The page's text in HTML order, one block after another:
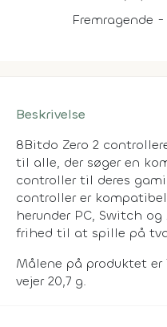
Fremragende
Beskrivelse
8Bitdo Zero 2
til alle, der søger en
controller til deres
controller er
herunder PC, Switch
frihed til at spille på
Målene på produktet er
vejer 20,7 g.